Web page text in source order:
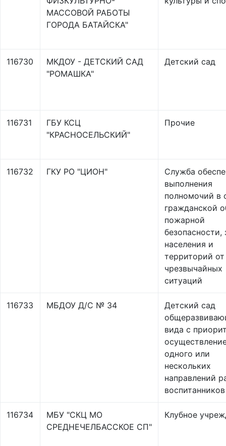
МАССОВОЙ РАБОТЫ
ГОРОДА БАТАЙСКА"
116730
МКДОУ - ДЕТСКИЙ САД
"РОМАШКА"
Детский сад
116731
ГБУ КСЦ
"КРАСНОСЕЛЬСКИЙ"
Прочие
116732 ГКУ РО "ЦИОН"
Служба
выполнения
полномочий в
гражданской
пожарной
населения и
территорий от
чрезвычайных
ситуаций
116733 МБДОУ Д/С № 34
Детский сад
вида с
одного или
нескольких
направлений
воспитанников
116734
МБУ "СКЦ МО
СРЕДНЕЧЕЛБАССКОЕ СП"
Клубное